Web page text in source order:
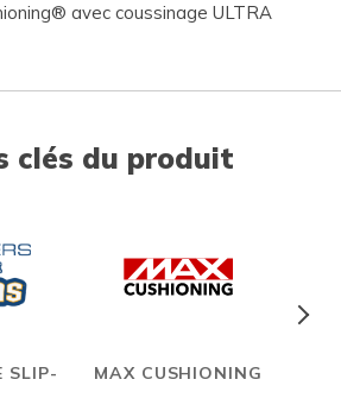
avec coussinage ULTRA
clés du produit
SLIP-
MAX CUSHIONING